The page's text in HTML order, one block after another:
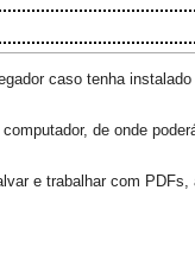
caso tenha
de onde
e trabalhar com